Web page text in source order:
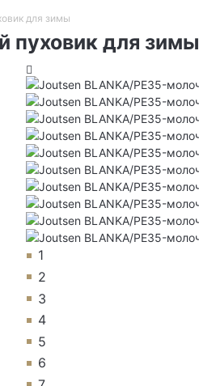
для зимы
пуховик для зимы
1
2
3
4
5
6